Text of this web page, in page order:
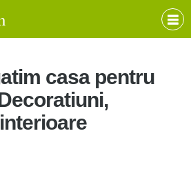
casa pentru